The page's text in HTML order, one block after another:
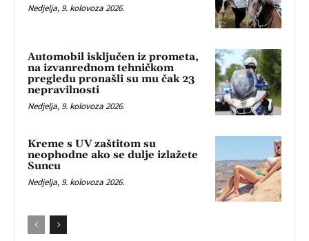
Nedjelja, 9. kolovoza 2026.
Automobil isključen iz prometa,
na izvanrednom tehničkom
pregledu pronašli su mu čak 23
nepravilnosti
Nedjelja, 9. kolovoza 2026.
Kreme s UV zaštitom su
neophodne ako se dulje izlažete
Suncu
Nedjelja, 9. kolovoza 2026.